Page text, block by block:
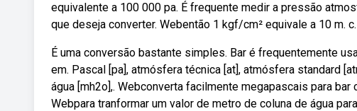
equivalente a 100 000 pa. É frequente medir a pressão
que deseja converter. Webentão 1 kgf/cm² equivale a 10 m. c.
É uma conversão bastante simples. Bar é frequentemente
em. Pascal [pa], atmósfera técnica [at], atmósfera standard
água [mh2o],. Webconverta facilmente megapascais para
Webpara tranformar um valor de metro de coluna de água